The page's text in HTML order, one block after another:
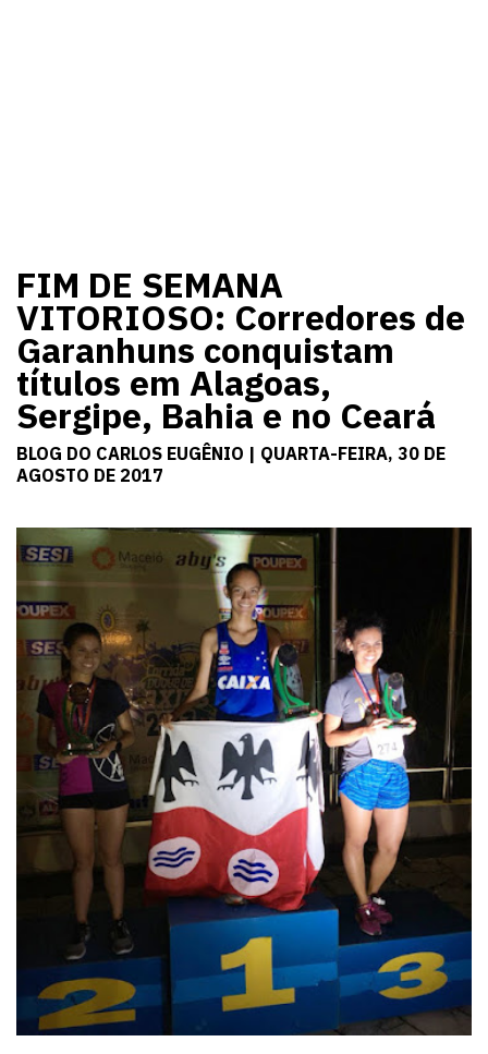
FIM DE SEMANA
VITORIOSO: Corredores de
Garanhuns conquistam
títulos em Alagoas,
Sergipe, Bahia e no Ceará
BLOG DO CARLOS EUGÊNIO | QUARTA-FEIRA, 30 DE
AGOSTO DE 2017